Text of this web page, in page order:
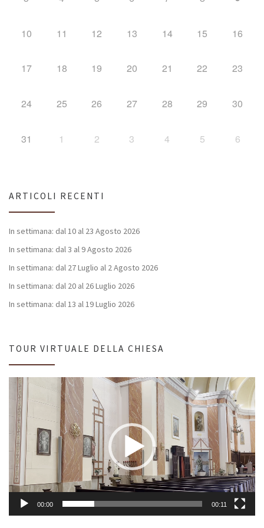
10 11 12 13 14 15 16
17 18 19 20 21 22 23
24 25 26 27 28 29 30
31 1 2 3 4 5 6
ARTICOLI RECENTI
In settimana: dal 10 al 23 Agosto 2026
In settimana: dal 3 al 9 Agosto 2026
In settimana: dal 27 Luglio al 2 Agosto 2026
In settimana: dal 20 al 26 Luglio 2026
In settimana: dal 13 al 19 Luglio 2026
TOUR VIRTUALE DELLA CHIESA
Video
Player
00:00 00:11